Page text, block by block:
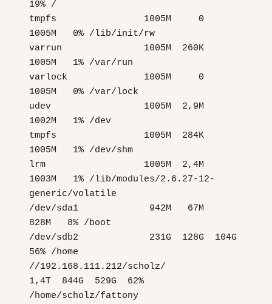
19% /
tmpfs 1005M 0
1005M 0% /lib/init/rw
varrun 1005M 260K
1005M 1% /var/run
varlock 1005M 0
1005M 0% /var/lock
udev 1005M 2,9M
1002M 1% /dev
tmpfs 1005M 284K
1005M 1% /dev/shm
lrm 1005M 2,4M
1003M 1% /lib/modules/2.6.27-12-
generic/volatile
/dev/sda1 942M 67M
828M 8% /boot
/dev/sdb2 231G 128G 104G
56% /home
//192.168.111.212/scholz/
1,4T 844G 529G 62%
/home/scholz/fattony